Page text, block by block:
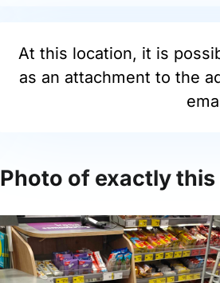
At this location, it is
as an attachment to the
Photo of exactly